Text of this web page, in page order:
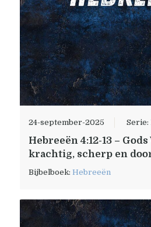
24-september-2025 Serie:
Hebreeën 4:12-13 –
krachtig, scherp en
Bijbelboek:Hebreeën